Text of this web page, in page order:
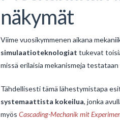
näkymät
Viime vuosikymmenen aikana
simulaatioteknologiat tukevat
missä erilaisia mekanismeja
Tähdellisesti tämä lähestymistapa
systemaattista kokeilua, jonka
myös Cascading-Mechanik mit